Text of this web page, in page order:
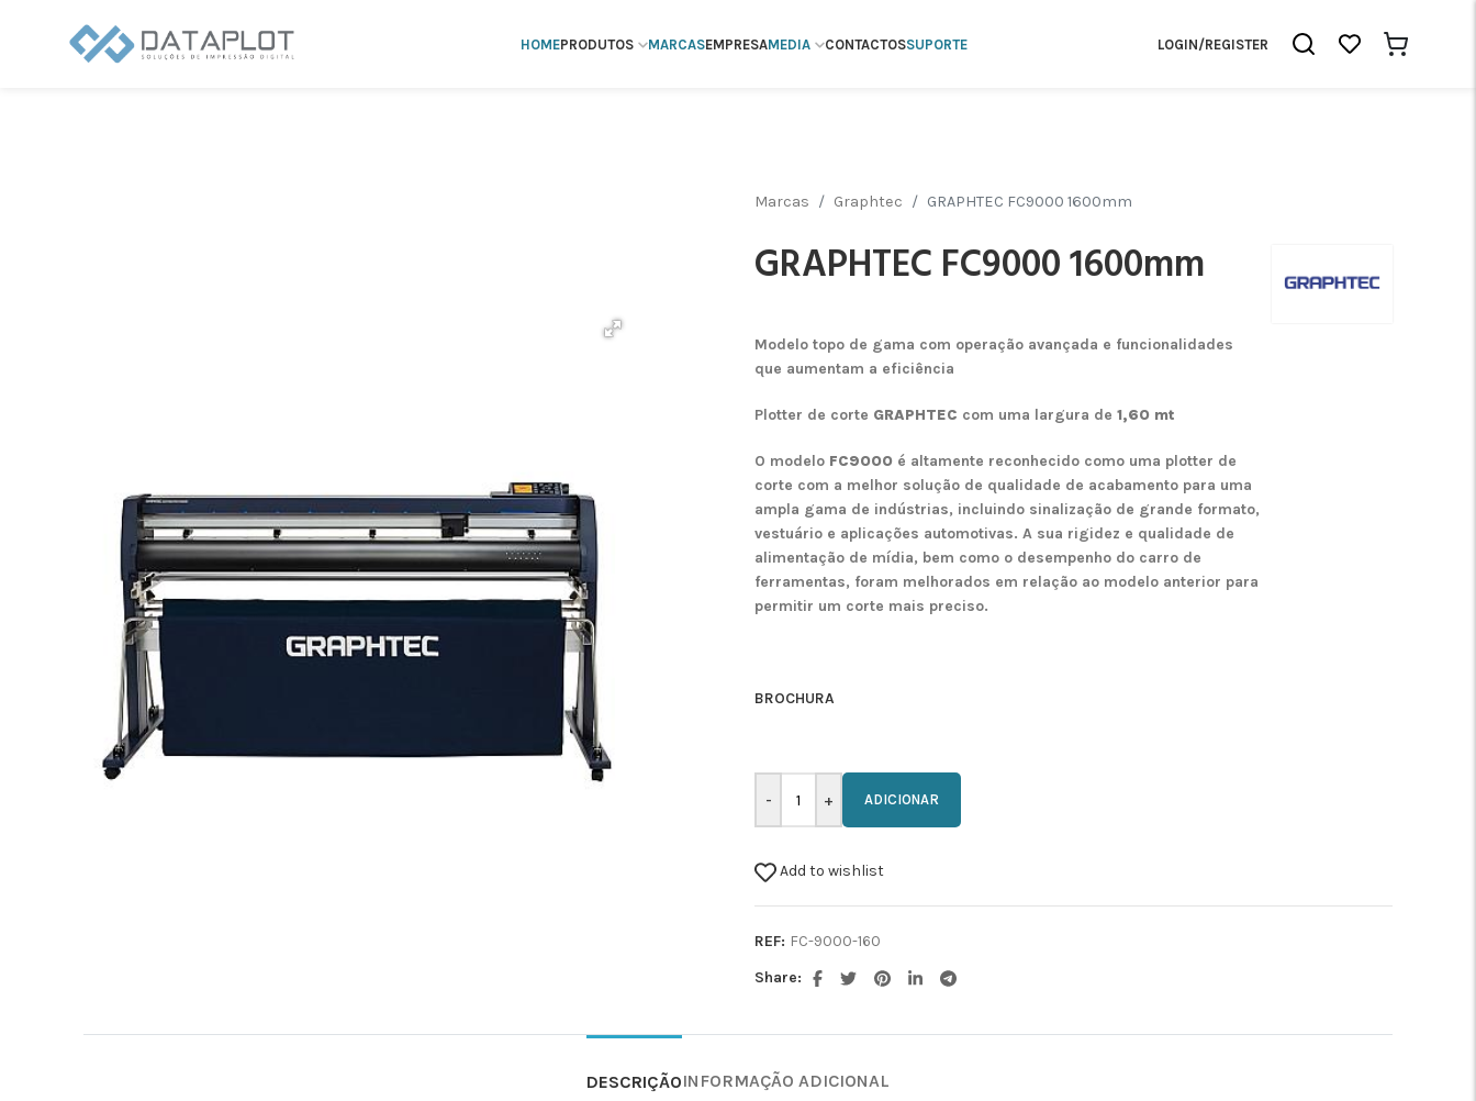
HOMEPRODUTOS MARCASEMPRESAMEDIA CONTACTOSSUPORTE LOGIN/REGISTER
Marcas Graphtec GRAPHTEC FC9000 1600mm
GRAPHTEC FC9000 1600mm
Modelo topo de gama com operação avançada e funcionalidades
que aumentam a eficiência
Plotter de corte GRAPHTEC com uma largura de 1,60 mt
O modelo FC9000 é altamente reconhecido como uma plotter de
corte com a melhor solução de qualidade de acabamento para uma
ampla gama de indústrias, incluindo sinalização de grande formato,
vestuário e aplicações automotivas. A sua rigidez e qualidade de
alimentação de mídia, bem como o desempenho do carro de
ferramentas, foram melhorados em relação ao modelo anterior para
permitir um corte mais preciso.
BROCHURA
ADICIONAR
Add to wishlist
REF: FC-9000-160
Share:
DESCRIÇÃOINFORMAÇÃO ADICIONAL